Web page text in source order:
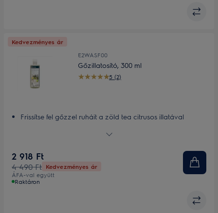
Kedvezményes ár
E2WASF00
5 (2)
Gőzillatosító, 300 ml
Frissítse fel gőzzel ruháit a zöld tea citrusos illatával
Frissítse fel ruháit, amire éppen szüksége van
Újonnan kifejlesztett, illóolajokkal készült formula
2 918 Ft
4 490 Ft Kedvezményes ár
ÁFA-val együtt
Raktáron